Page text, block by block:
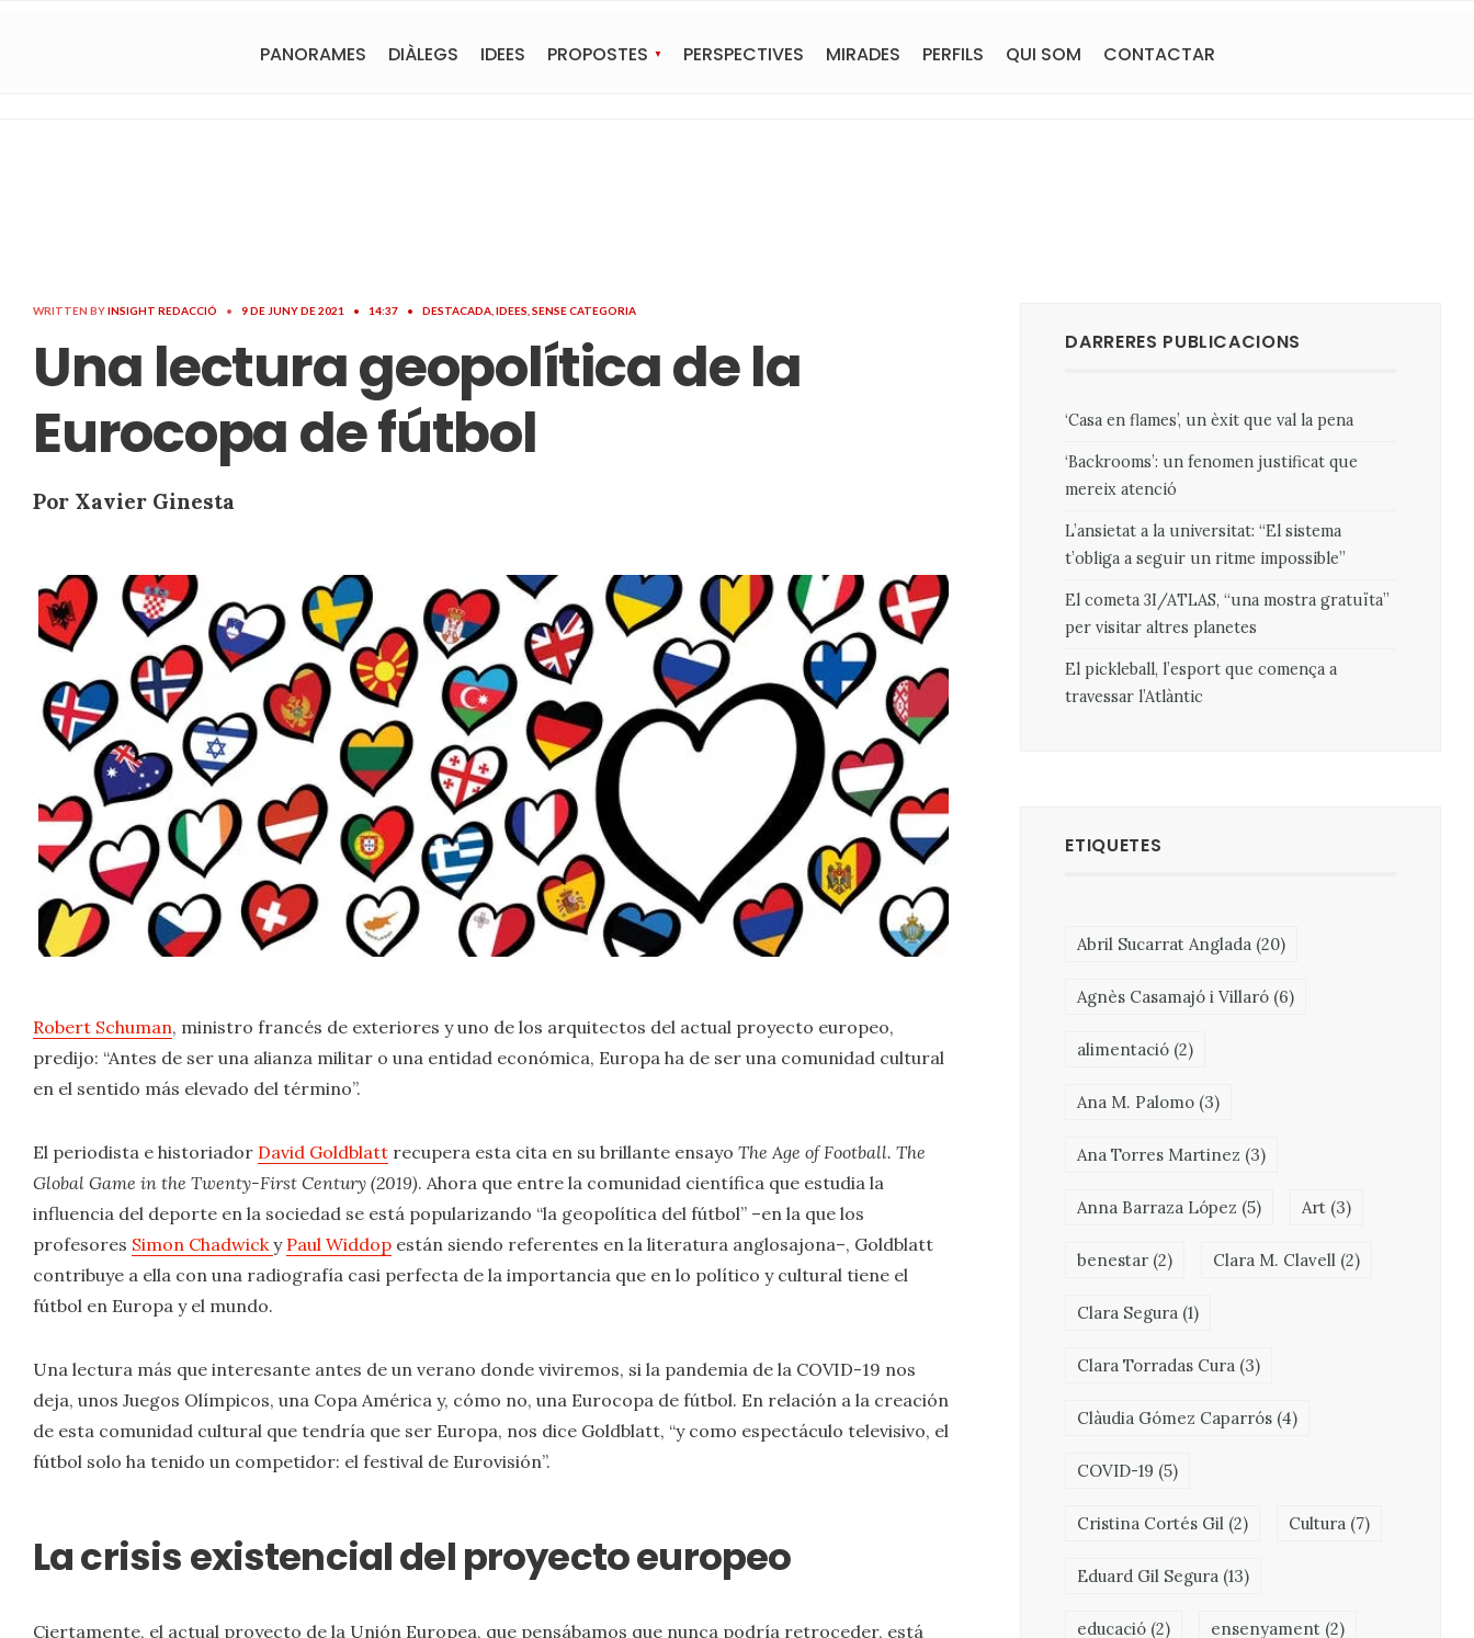
PANORAMES DIÀLEGS IDEES PROPOSTES PERSPECTIVES MIRADES PERFILS QUI SOM CONTACTAR
WRITTEN BYINSIGHT REDACCIÓ • 9 DE JUNY DE 2021 • 14:37 • DESTACADA IDEES SENSE CATEGORIA
Una lectura geopolítica de la
Eurocopa de fútbol
Por Xavier Ginesta
Robert Schuman, ministro francés de exteriores y uno de los arquitectos del actual proyecto europeo,
predijo: “Antes de ser una alianza militar o una entidad económica, Europa ha de ser una comunidad cultural
en el sentido más elevado del término”.
El periodista e historiador David Goldblatt recupera esta cita en su brillante ensayo The Age of Football. The
Global Game in the Twenty-First Century (2019). Ahora que entre la comunidad científica que estudia la
influencia del deporte en la sociedad se está popularizando “la geopolítica del fútbol” –en la que los
profesores Simon Chadwick y Paul Widdop están siendo referentes en la literatura anglosajona–, Goldblatt
contribuye a ella con una radiografía casi perfecta de la importancia que en lo político y cultural tiene el
fútbol en Europa y el mundo.
Una lectura más que interesante antes de un verano donde viviremos, si la pandemia de la COVID-19 nos
deja, unos Juegos Olímpicos, una Copa América y, cómo no, una Eurocopa de fútbol. En relación a la creación
de esta comunidad cultural que tendría que ser Europa, nos dice Goldblatt, “y como espectáculo televisivo, el
fútbol solo ha tenido un competidor: el festival de Eurovisión”.
La crisis existencial del proyecto europeo
Ciertamente, el actual proyecto de la Unión Europea, que pensábamos que nunca podría retroceder, está
DARRERES PUBLICACIONS
‘Casa en flames’, un èxit que val la pena
‘Backrooms’: un fenomen justificat que
mereix atenció
L’ansietat a la universitat: “El sistema
t’obliga a seguir un ritme impossible”
El cometa 3I/ATLAS, “una mostra gratuïta”
per visitar altres planetes
El pickleball, l’esport que comença a
travessar l’Atlàntic
ETIQUETES
Abril Sucarrat Anglada (20)
Agnès Casamajó i Villaró (6)
alimentació (2)
Ana M. Palomo (3)
Ana Torres Martinez (3)
Anna Barraza López (5) Art (3)
benestar (2) Clara M. Clavell (2)
Clara Segura (1)
Clara Torradas Cura (3)
Clàudia Gómez Caparrós (4)
COVID-19 (5)
Cristina Cortés Gil (2) Cultura (7)
Eduard Gil Segura (13)
educació (2) ensenyament (2)